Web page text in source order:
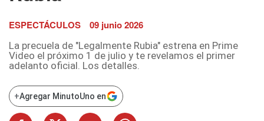
ESPECTÁCULOS 09 junio 2026
La precuela de "Legalmente Rubia" estrena en Prime
Video el próximo 1 de julio y te revelamos el primer
adelanto oficial. Los detalles.
+Agregar MinutoUno en